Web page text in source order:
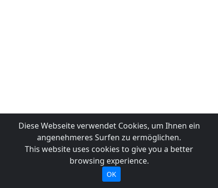
Diese Webseite verwendet Cookies, um Ihnen ein
angenehmeres Surfen zu ermöglichen.
This website uses cookies to give you a better
browsing experience.
OK